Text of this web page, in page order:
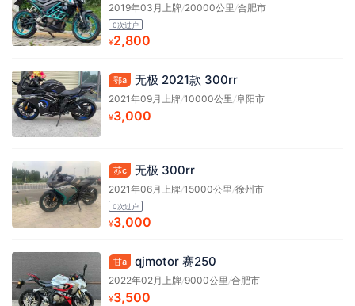
2019年03月上牌/20000公里 /合肥市
0次过户
¥2,800
鄂a 无极 2021款 300rr
2021年09月上牌/10000公里 /阜阳市
¥3,000
苏c 无极 300rr
2021年06月上牌/15000公里 /徐州市
0次过户
¥3,000
甘a qjmotor 赛250
2022年02月上牌/9000公里 /合肥市
¥3,500